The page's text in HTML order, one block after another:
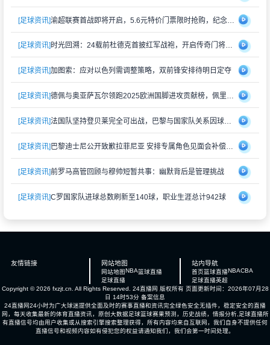
[足球资讯] 渝超联赛首战即将开启，5.6元特价门票限时抢购，纪念礼品同步赠送
[足球资讯] 时光回溯：24载前杜德克首披红军战袍，开启传奇门将生涯
[足球资讯]加图索：应对以色列需调整策略，双前锋安排待明日定夺
[足球资讯] 德佩与奥亚萨瓦尔领跑2025欧洲国脚进攻贡献榜，佩里西奇紧随其后
[足球资讯] 法国队坚持登贝莱完全可出战，巴黎与国家队关系因球员伤情再度紧张
[足球资讯] 巴黎迪士尼公开致歉拉菲尼亚 安排专属角色见面会补偿受冷落经历
[足球资讯]前罗马高管回顾与穆帅短暂共事：幽默背后是管理挑战
[足球资讯]C罗国家队进球总数刷新至140球，职业生涯总计942球
友情链接 网站地图
网站地图 NBA篮球直播
足球直播
站内导航
首页篮球直播NBACBA
足球直播英超
Copyright © 2026 fxzjt.cn. All Rights Reserved. 24直播网 版权所有 页面更新时间：2026年07月28
日 14时53分 备案信息
24直播网24小时为广大球迷提供全面及时的赛事直播和资讯完全绿色安全无插件，稳定安全的直播
网，每天收集最新的体育直播资讯，原创大数据足球篮球赛果预测，历史战绩，情报分析,足球直播所
有直播信号均由用户收集或从搜索引擎搜索整理获得，所有内容均来自互联网，我们自身不提供任何
直播信号和视频内容如有侵犯您的权益请通知我们，我们会第一时间处理。